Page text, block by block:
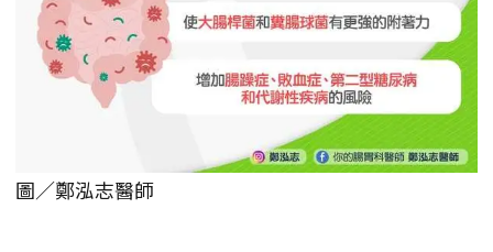
圖／鄭泓志醫師